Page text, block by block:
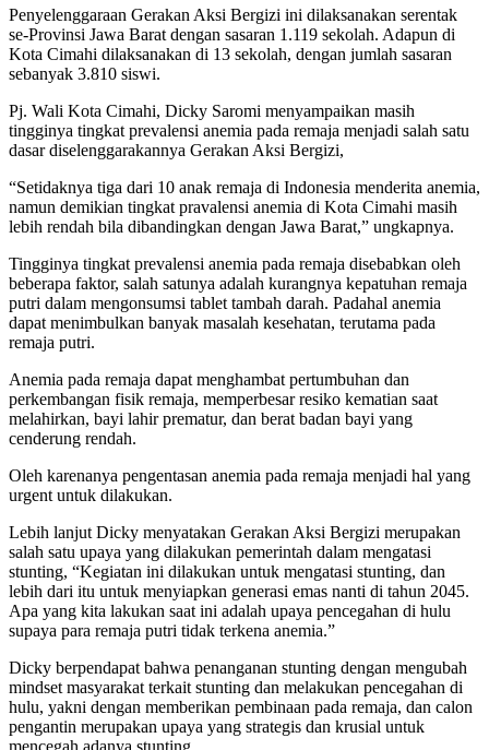
Penyelenggaraan Gerakan Aksi Bergizi ini dilaksanakan serentak
se-Provinsi Jawa Barat dengan sasaran 1.119 sekolah. Adapun di
Kota Cimahi dilaksanakan di 13 sekolah, dengan jumlah sasaran
sebanyak 3.810 siswi.
Pj. Wali Kota Cimahi, Dicky Saromi menyampaikan masih
tingginya tingkat prevalensi anemia pada remaja menjadi salah satu
dasar diselenggarakannya Gerakan Aksi Bergizi,
“Setidaknya tiga dari 10 anak remaja di Indonesia menderita anemia,
namun demikian tingkat pravalensi anemia di Kota Cimahi masih
lebih rendah bila dibandingkan dengan Jawa Barat,” ungkapnya.
Tingginya tingkat prevalensi anemia pada remaja disebabkan oleh
beberapa faktor, salah satunya adalah kurangnya kepatuhan remaja
putri dalam mengonsumsi tablet tambah darah. Padahal anemia
dapat menimbulkan banyak masalah kesehatan, terutama pada
remaja putri.
Anemia pada remaja dapat menghambat pertumbuhan dan
perkembangan fisik remaja, memperbesar resiko kematian saat
melahirkan, bayi lahir prematur, dan berat badan bayi yang
cenderung rendah.
Oleh karenanya pengentasan anemia pada remaja menjadi hal yang
urgent untuk dilakukan.
Lebih lanjut Dicky menyatakan Gerakan Aksi Bergizi merupakan
salah satu upaya yang dilakukan pemerintah dalam mengatasi
stunting, “Kegiatan ini dilakukan untuk mengatasi stunting, dan
lebih dari itu untuk menyiapkan generasi emas nanti di tahun 2045.
Apa yang kita lakukan saat ini adalah upaya pencegahan di hulu
supaya para remaja putri tidak terkena anemia.”
Dicky berpendapat bahwa penanganan stunting dengan mengubah
mindset masyarakat terkait stunting dan melakukan pencegahan di
hulu, yakni dengan memberikan pembinaan pada remaja, dan calon
pengantin merupakan upaya yang strategis dan krusial untuk
mencegah adanya stunting.